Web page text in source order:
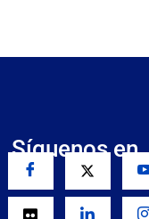
Síguenos en